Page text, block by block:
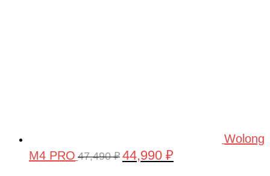
Wolong
M4 PRO 47,490₽ Первоначальная
44,990 ₽